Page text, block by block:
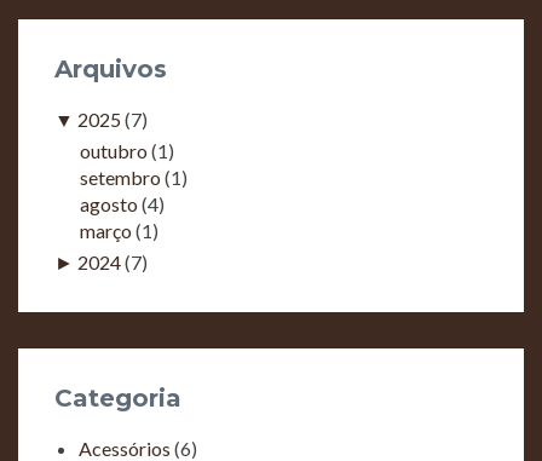
Arquivos
▼ 2025(7)
outubro (1)
setembro (1)
agosto (4)
março (1)
► 2024(7)
Categoria
Acessórios (6)